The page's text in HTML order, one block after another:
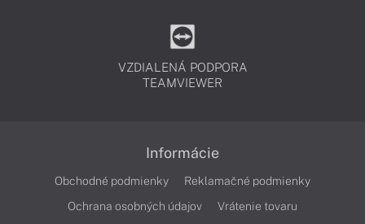
VZDIALENÁ PODPORA
TEAMVIEWER
Informácie
Obchodné podmienky
Reklamačné podmienky
Ochrana osobných údajov
Vrátenie tovaru